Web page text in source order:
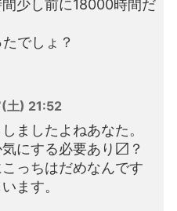
少し前に18000時間だ
でしょ？
土) 21:52
ましたよねあなた。
にする必要あり〼？
っちはだめなんです
ます。